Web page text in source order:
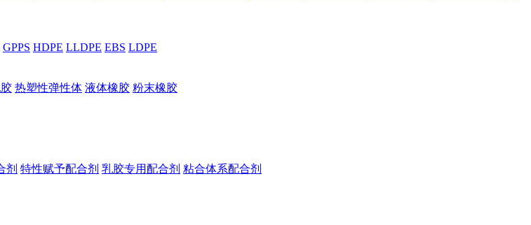
GPPS HDPE LLDPE EBS LDPE
热塑性弹性体 液体橡胶 粉末橡胶
剂 特性赋予配合剂 乳胶专用配合剂 粘合体系配合剂